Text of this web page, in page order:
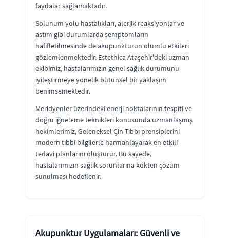
faydalar sağlamaktadır.
Solunum yolu hastalıkları, alerjik reaksiyonlar ve
astım gibi durumlarda semptomların
hafifletilmesinde de akupunkturun olumlu etkileri
gözlemlenmektedir. Estethica Ataşehir'deki uzman
ekibimiz, hastalarımızın genel sağlık durumunu
iyileştirmeye yönelik bütünsel bir yaklaşım
benimsemektedir.
Meridyenler üzerindeki enerji noktalarının tespiti ve
doğru iğneleme teknikleri konusunda uzmanlaşmış
hekimlerimiz, Geleneksel Çin Tıbbı prensiplerini
modern tıbbi bilgilerle harmanlayarak en etkili
tedavi planlarını oluşturur. Bu sayede,
hastalarımızın sağlık sorunlarına kökten çözüm
sunulması hedeflenir.
Akupunktur Uygulamaları: Güvenli ve